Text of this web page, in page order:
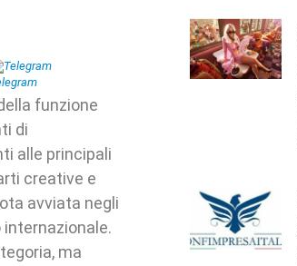
Telegram
funzione
di
alle principali
creative e
avviata negli
internazionale.
ma